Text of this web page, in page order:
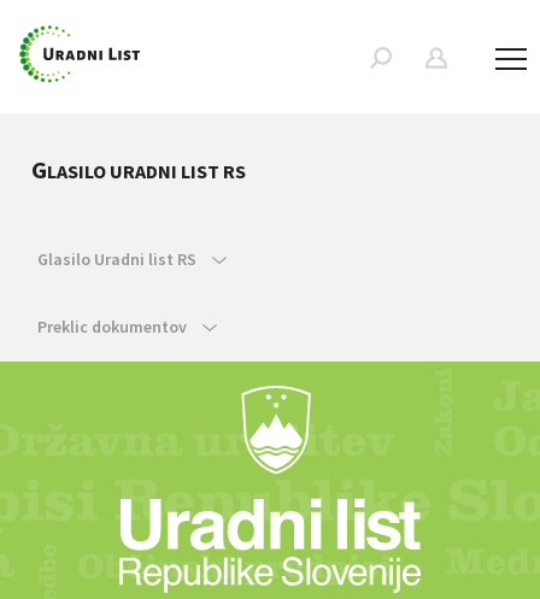
GLASILO URADNI LIST RS
Glasilo Uradni list RS
Preklic dokumentov